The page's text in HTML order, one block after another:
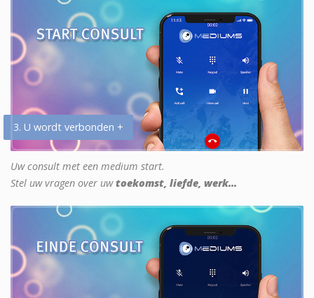
3. U wordt verbonden +
Uw consult met een medium start.
Stel uw vragen over uwtoekomst, liefde, werk...